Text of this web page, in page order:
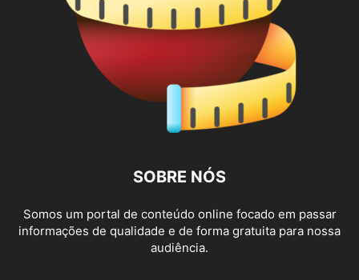
SOBRE NÓS
Somos um portal de conteúdo online focado em passar
informações de qualidade e de forma gratuita para nossa
audiência.